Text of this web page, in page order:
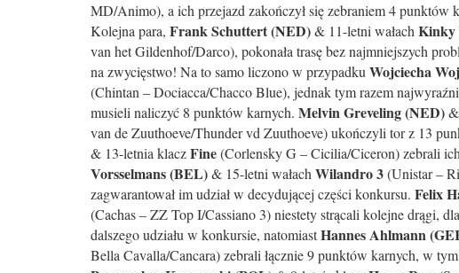
MD/Animo), a ich przejazd zakończył się zebraniem 4
Kolejna para, Frank Schuttert (NED)& 11-letni wałach Kinky
van het Gildenhof/Darco), pokonała trasę bez najmniejszych
na zwycięstwo! Na to samo liczono w przypadku Wojciecha
(Chintan – Dociacca/Chacco Blue), jednak tym razem
musieli naliczyć 8 punktów karnych. Melvin Greveling (NED)
van de Zuuthoeve/Thunder vd Zuuthoeve) ukończyli tor z 13
& 13-letnia klaczFine(Corlensky G – Cicilia/Ciceron) zebrali
Vorsselmans (BEL)& 15-letni wałach Wilandro 3(Unistar –
zagwarantował im udział w decydującej części konkursu. Felix
(Cachas – ZZ Top I/Cassiano 3) niestety strącali kolejne drągi,
dalszego udziału w konkursie, natomiastHannes Ahlmann
Bella Cavalla/Cancara) zebrali łącznie 9 punktów karnych, w